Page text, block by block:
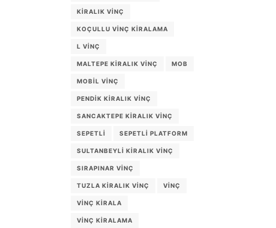
KIRALIK VINÇ
KOÇULLU VINÇ KIRALAMA
L VINÇ
MALTEPE KIRALIK VINÇ MOB
MOBIL VINÇ
PENDIK KIRALIK VINÇ
SANCAKTEPE KIRALIK VINÇ
SEPETLI SEPETLI PLATFORM
SULTANBEYLI KIRALIK VINÇ
SIRAPINAR VINÇ
TUZLA KIRALIK VINÇ VINÇ
VINÇ KIRALA
VINÇ KIRALAMA